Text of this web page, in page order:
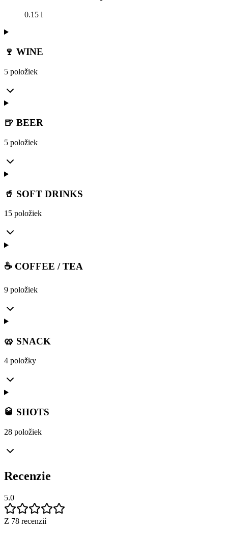
0.15 l
🍷 WINE
5 položiek
🍺 BEER
5 položiek
🥤 SOFT DRINKS
15 položiek
☕ COFFEE / TEA
9 položiek
🥨 SNACK
4 položky
🥃 SHOTS
28 položiek
Recenzie
5.0
Z 78 recenzií